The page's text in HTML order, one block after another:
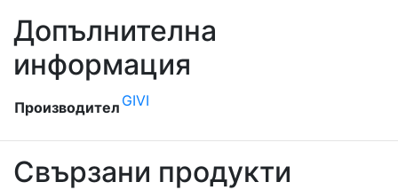
Допълнителна
информация
Производител GIVI
Свързани продукти